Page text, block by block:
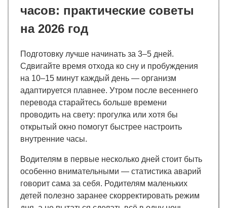
часов: практические советы
на 2026 год
Подготовку лучше начинать за 3–5 дней.
Сдвигайте время отхода ко сну и пробуждения
на 10–15 минут каждый день — организм
адаптируется плавнее. Утром после весеннего
перевода старайтесь больше времени
проводить на свету: прогулка или хотя бы
открытый окно помогут быстрее настроить
внутренние часы.
Водителям в первые несколько дней стоит быть
особенно внимательными — статистика аварий
говорит сама за себя. Родителям маленьких
детей полезно заранее скорректировать режим